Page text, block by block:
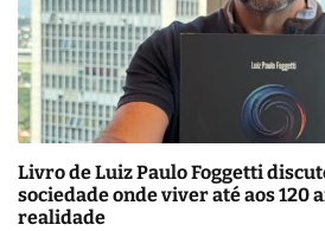
Livro de Luiz Paulo Foggetti
sociedade onde viver até aos 120
realidade